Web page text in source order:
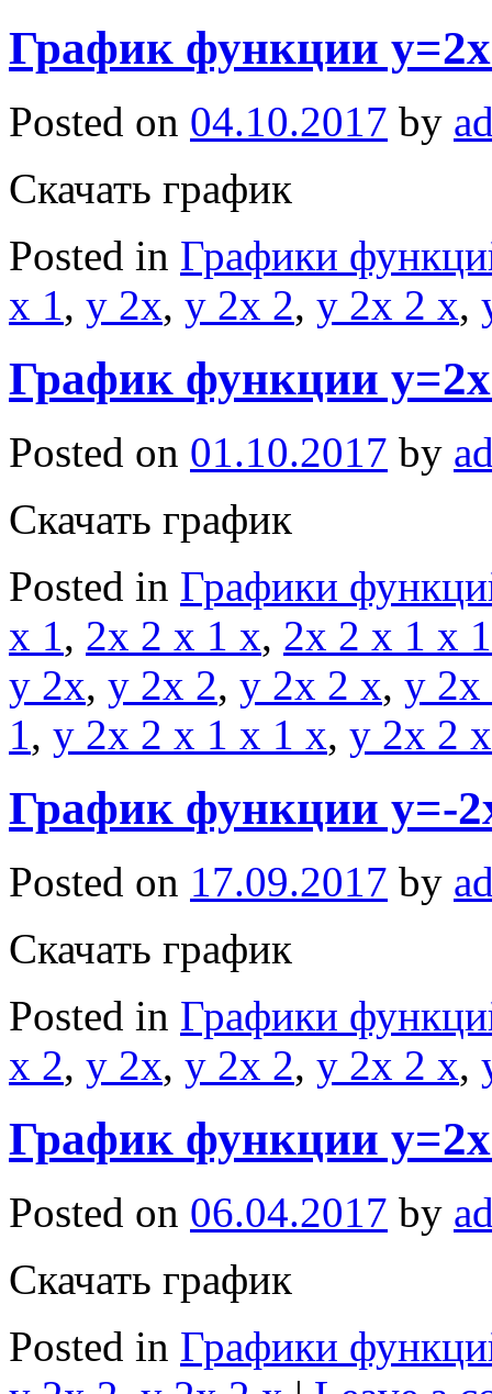
График функции
Posted on 04.10.2017 by
Скачать график
Posted in Графики
x 1, y 2x, y 2x 2, y 2x 2 x,
График функции
Posted on 01.10.2017 by
Скачать график
Posted in Графики
x 1, 2x 2 x 1 x, 2x 2 x 1 x 1
y 2x, y 2x 2, y 2x 2 x, y 2x
1, y 2x 2 x 1 x 1 x, y 2x 2
График функции y=-
Posted on 17.09.2017 by
Скачать график
Posted in Графики
x 2, y 2x, y 2x 2, y 2x 2 x,
График функции
Posted on 06.04.2017 by
Скачать график
Posted in Графики